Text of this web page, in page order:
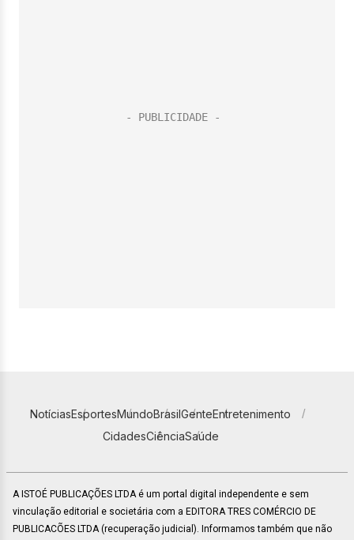
NotíciasEsportesMundoBrasilGenteEntretenimento
CidadesCiênciaSaúde
A ISTOÉ PUBLICAÇÕES LTDA é um portal digital independente e sem
vinculação editorial e societária com a EDITORA TRES COMÉRCIO DE
PUBLICACÕES LTDA (recuperação judicial). Informamos também que não